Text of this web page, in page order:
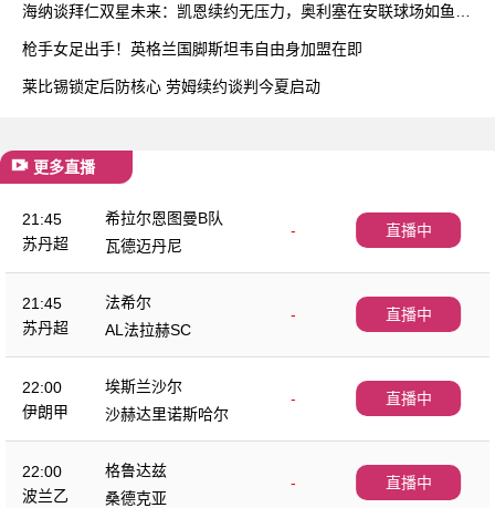
海纳谈拜仁双星未来：凯恩续约无压力，奥利塞在安联球场如鱼得
枪手女足出手！英格兰国脚斯坦韦自由身加盟在即
莱比锡锁定后防核心 劳姆续约谈判今夏启动
更多直播
21:45
苏丹超
希拉尔恩图曼B队
-
瓦德迈丹尼
直播中
21:45
苏丹超
法希尔
-
AL法拉赫SC
直播中
22:00
伊朗甲
埃斯兰沙尔
-
沙赫达里诺斯哈尔
直播中
22:00
波兰乙
格鲁达兹
-
桑德克亚
直播中